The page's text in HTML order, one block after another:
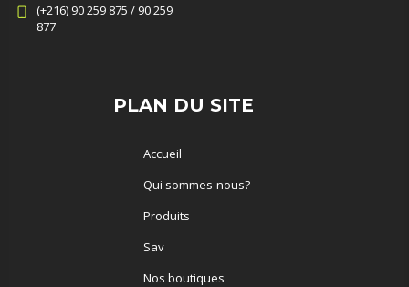
(+216) 90 259 875 / 90 259
877
PLAN DU SITE
Accueil
Qui sommes-nous?
Produits
Sav
Nos boutiques